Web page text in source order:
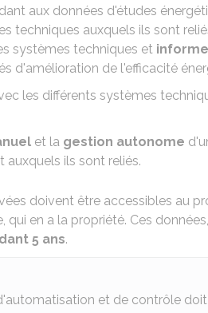
aux données d'études
techniques auxquels ils sont
systèmes techniques et
d'amélioration de l'efficacité
les différents systèmes
et la gestion autonome
ils sont reliés.
doivent être accessibles au
en a la propriété. Ces
5 ans.
et de contrôle